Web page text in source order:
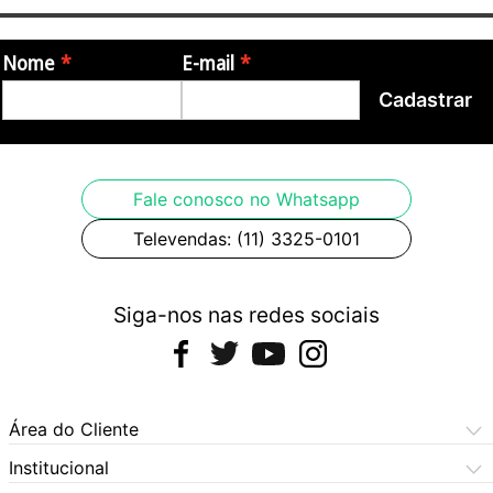
Itens Inclusos:
- Bombardino Michael WEPM454N Bb
- Case rígido
Garantia: 3 meses de garantia pelo fabricante.
Imagens meramente ilustrativas.
Nome E-mail
Cadastrar
Fale conosco no Whatsapp
Televendas: (11) 3325-0101
Siga-nos nas redes sociais
Área do Cliente
Meus Pedidos
Institucional